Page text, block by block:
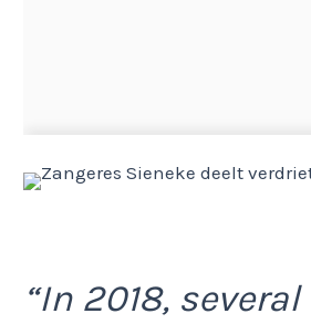
“In 2018,